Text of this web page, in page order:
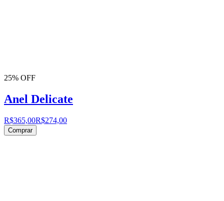
25% OFF
Anel Delicate
R$365,00R$274,00
Comprar